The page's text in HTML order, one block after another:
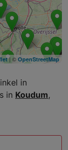
| © OpenStreetMap
in
in Koudum,